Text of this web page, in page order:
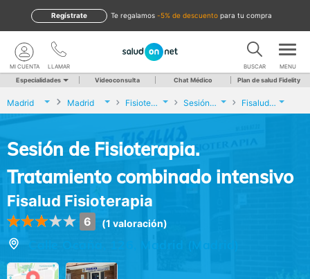
te regalamos -5% de descuento para tu compra
Regístrate
LLAMAR
MI CUENTA BUSCAR MENU
Especialidades Videoconsulta Chat Médico Plan de salud Fidelity
Madrid Madrid Fisioterapia Sesión de Fisioterapia. Tratamiento combinado intensivo Fisalud Fisioterapia
Sesión de Fisioterapia.
Tratamiento combinado intensivo
Fisalud Fisioterapia
6 (1 valoración)